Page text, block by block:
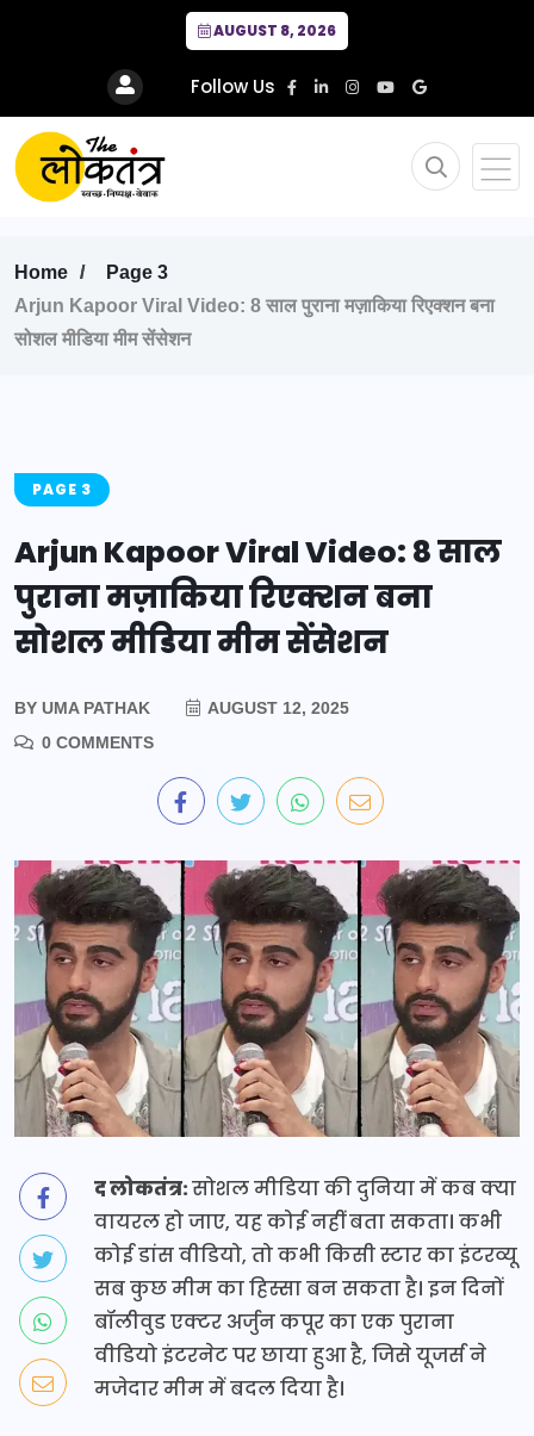
AUGUST 8, 2026
Follow Us
Home
Page 3
Arjun Kapoor Viral Video: 8 साल पुराना मज़ाकिया रिएक्शन बना
सोशल मीडिया मीम सेंसेशन
PAGE 3
Arjun Kapoor Viral Video: 8 साल
पुराना मज़ाकिया रिएक्शन बना
सोशल मीडिया मीम सेंसेशन
BY UMA PATHAK
AUGUST 12, 2025
0 COMMENTS
द लोकतंत्र:सोशल मीडिया की दुनिया में कब क्या
वायरल हो जाए, यह कोई नहीं बता सकता। कभी
कोई डांस वीडियो, तो कभी किसी स्टार का इंटरव्यू
सब कुछ मीम का हिस्सा बन सकता है। इन दिनों
बॉलीवुड एक्टर अर्जुन कपूर का एक पुराना
वीडियो इंटरनेट पर छाया हुआ है, जिसे यूजर्स ने
मजेदार मीम में बदल दिया है।